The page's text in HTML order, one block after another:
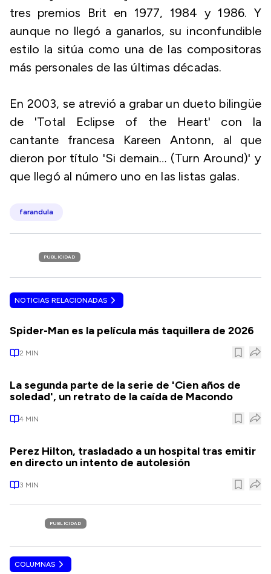
tres premios Brit en 1977, 1984 y 1986. Y
aunque no llegó a ganarlos, su inconfundible
estilo la sitúa como una de las compositoras
más personales de las últimas décadas.
En 2003, se atrevió a grabar un dueto bilingüe
de 'Total Eclipse of the Heart' con la
cantante francesa Kareen Antonn, al que
dieron por título 'Si demain… (Turn Around)' y
que llegó al número uno en las listas galas.
farandula
PUBLICIDAD
NOTICIAS RELACIONADAS
Spider-Man es la película más taquillera de 2026
2 MIN
La segunda parte de la serie de 'Cien años de
soledad', un retrato de la caída de Macondo
4 MIN
Perez Hilton, trasladado a un hospital tras emitir
en directo un intento de autolesión
3 MIN
PUBLICIDAD
COLUMNAS